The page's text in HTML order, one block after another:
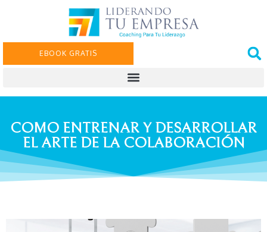
EBOOK GRATIS
COMO ENTRENAR Y DESARROLLAR
EL ARTE DE LA COLABORACIÓN